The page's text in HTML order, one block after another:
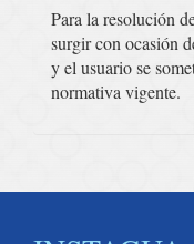
Para la resolución
surgir con ocasión
y el usuario se
normativa vigente.